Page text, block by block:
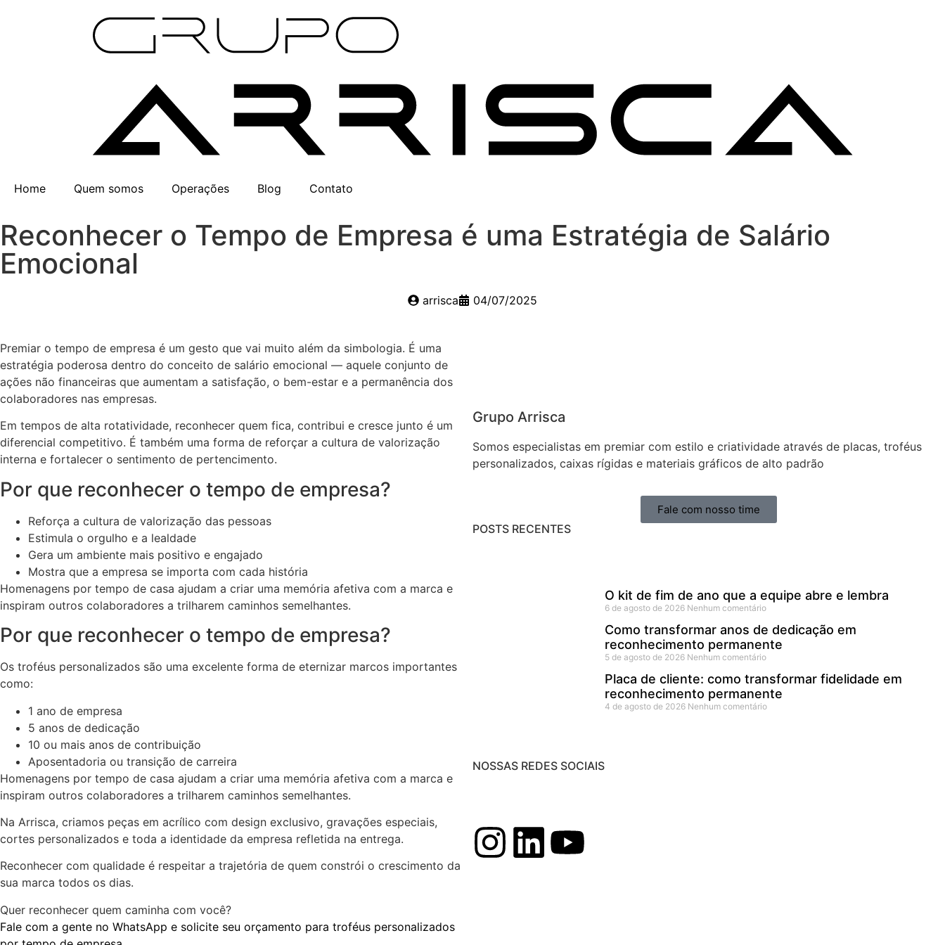
Home Quem somos Operações Blog Contato
Reconhecer o Tempo de Empresa é uma Estratégia de Salário
Emocional
arrisca 04/07/2025
Premiar o tempo de empresa é um gesto que vai muito além da simbologia. É uma
estratégia poderosa dentro do conceito de salário emocional — aquele conjunto de
ações não financeiras que aumentam a satisfação, o bem-estar e a permanência dos
colaboradores nas empresas.
Em tempos de alta rotatividade, reconhecer quem fica, contribui e cresce junto é um
diferencial competitivo. É também uma forma de reforçar a cultura de valorização
interna e fortalecer o sentimento de pertencimento.
Por que reconhecer o tempo de empresa?
Reforça a cultura de valorização das pessoas
Estimula o orgulho e a lealdade
Gera um ambiente mais positivo e engajado
Mostra que a empresa se importa com cada história
Homenagens por tempo de casa ajudam a criar uma memória afetiva com a marca e
inspiram outros colaboradores a trilharem caminhos semelhantes.
Por que reconhecer o tempo de empresa?
Os troféus personalizados são uma excelente forma de eternizar marcos importantes
como:
1 ano de empresa
5 anos de dedicação
10 ou mais anos de contribuição
Aposentadoria ou transição de carreira
Homenagens por tempo de casa ajudam a criar uma memória afetiva com a marca e
inspiram outros colaboradores a trilharem caminhos semelhantes.
Na Arrisca, criamos peças em acrílico com design exclusivo, gravações especiais,
cortes personalizados e toda a identidade da empresa refletida na entrega.
Reconhecer com qualidade é respeitar a trajetória de quem constrói o crescimento da
sua marca todos os dias.
Quer reconhecer quem caminha com você?
Fale com a gente no WhatsApp e solicite seu orçamento para troféus personalizados
Grupo Arrisca
Somos especialistas em premiar com estilo e criatividade através de placas, troféus
personalizados, caixas rígidas e materiais gráficos de alto padrão
Fale com nosso time
POSTS RECENTES
O kit de fim de ano que a equipe abre e lembra
6 de agosto de 2026 Nenhum comentário
Como transformar anos de dedicação em
reconhecimento permanente
5 de agosto de 2026 Nenhum comentário
Placa de cliente: como transformar fidelidade em
reconhecimento permanente
4 de agosto de 2026 Nenhum comentário
NOSSAS REDES SOCIAIS